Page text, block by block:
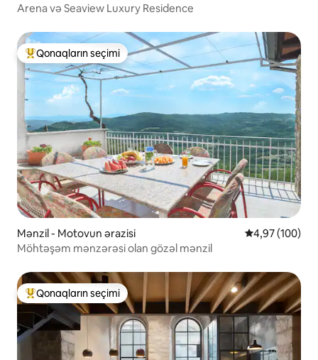
Arena və Seaview Luxury Residence
Populyar "Qonaqların seçimi"
Qonaqların seçimi
Mənzil - Motovun ərazisi Ortalama
4,97 (100)
Möhtəşəm mənzərəsi olan gözəl mənzil
Populyar "Qonaqların seçimi"
Qonaqların seçimi